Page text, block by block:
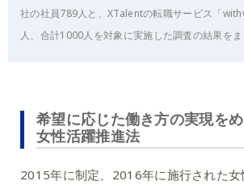
社の社員789人と、XTalentの転職サービス「
人、合計1000人を対象に実施した調査の結果をま
希望に応じた働き方の実現を
女性活躍推進法
2015年に制定、2016年に施行された女